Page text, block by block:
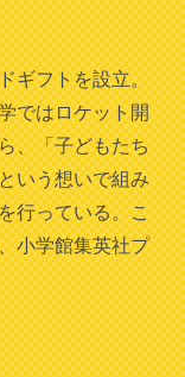
ギフトを設立。
ではロケット開
、「子どもたち
いう想いで組み
行っている。こ
小学館集英社プ